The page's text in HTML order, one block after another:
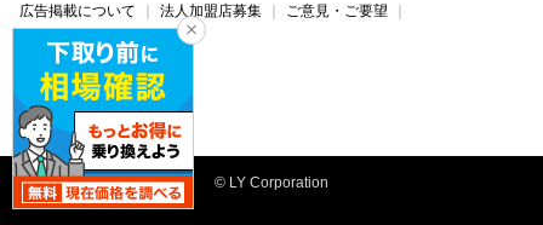
広告掲載について
法人加盟店募集
ご意見・ご要望
ヘルプ・お問い合わせ
carview! Yahoo! JAPAN
© LY Corporation